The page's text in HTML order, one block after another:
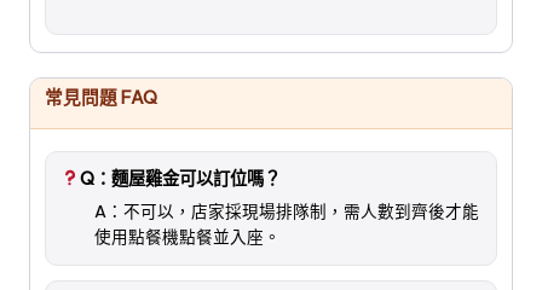
常見問題 FAQ
Q：麵屋雞金可以訂位嗎？
A：不可以，店家採現場排隊制，需人數到齊後才能
使用點餐機點餐並入座。